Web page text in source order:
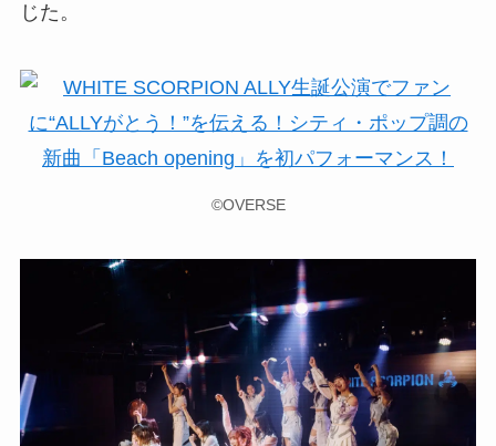
じた。
©OVERSE